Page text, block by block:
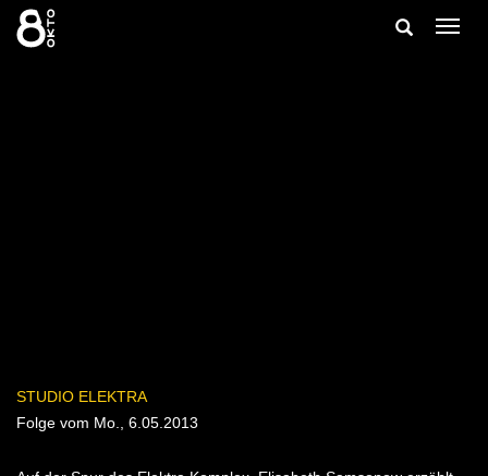
Zum
Inhalt
springen
Suche
STUDIO ELEKTRA
Folge vom Mo., 6.05.2013